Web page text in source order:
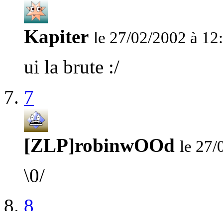
Kapiter le 27/02/2002 à
ui la brute :/
7
[ZLP]robinwOOd le 27/
\0/
8